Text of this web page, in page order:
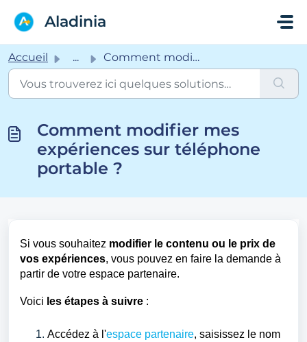
Aladinia
Accueil ... Comment modifier mes expériences sur téléphone portable ?
Comment modifier mes
expériences sur téléphone
portable ?
Si vous souhaitez modifier le contenu ou le prix de
vos expériences, vous pouvez en faire la demande à
partir de votre espace partenaire.
Voici les étapes à suivre :
Accédez à l'espace partenaire, saisissez le nom